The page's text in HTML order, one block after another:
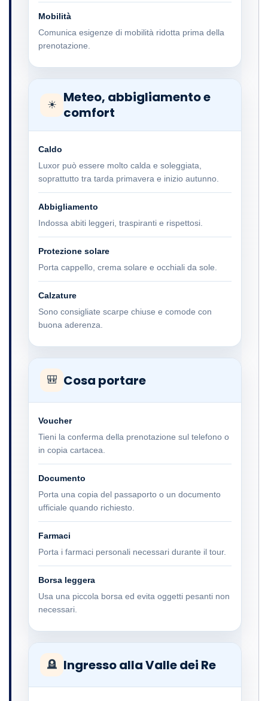
Mobilità
Comunica esigenze di mobilità ridotta prima della
prenotazione.
☀
Meteo, abbigliamento e
comfort
Caldo
Luxor può essere molto calda e soleggiata,
soprattutto tra tarda primavera e inizio autunno.
Abbigliamento
Indossa abiti leggeri, traspiranti e rispettosi.
Protezione solare
Porta cappello, crema solare e occhiali da sole.
Calzature
Sono consigliate scarpe chiuse e comode con
buona aderenza.
🎒 Cosa portare
Voucher
Tieni la conferma della prenotazione sul telefono o
in copia cartacea.
Documento
Porta una copia del passaporto o un documento
ufficiale quando richiesto.
Farmaci
Porta i farmaci personali necessari durante il tour.
Borsa leggera
Usa una piccola borsa ed evita oggetti pesanti non
necessari.
🪦 Ingresso alla Valle dei Re